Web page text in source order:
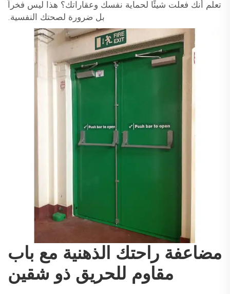
تعلم أنك فعلت شيئًا لحماية نفسك وعقاراتك؟ هذا ليس فخراً
بل ضرورة لصحتك النفسية.
مضاعفة راحتك الذهنية مع باب
مقاوم للحريق ذو شقين